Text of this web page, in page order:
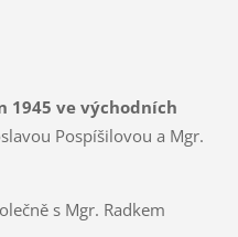
1945 ve východních
Pospíšilovou a Mgr.
s Mgr. Radkem